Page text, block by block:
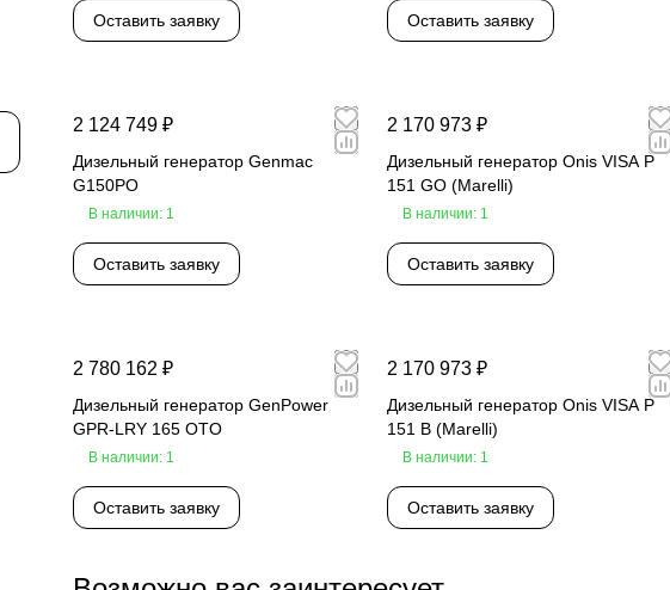
Оставить заявку Оставить заявку
2 124 749 ₽
Дизельный генератор Genmac
G150PO
В наличии: 1
Оставить заявку
2 170 973 ₽
Дизельный генератор Onis VISA P
151 GO (Marelli)
В наличии: 1
Оставить заявку
2 780 162 ₽
Дизельный генератор GenPower
GPR-LRY 165 OTO
В наличии: 1
Оставить заявку
2 170 973 ₽
Дизельный генератор Onis VISA P
151 B (Marelli)
В наличии: 1
Оставить заявку